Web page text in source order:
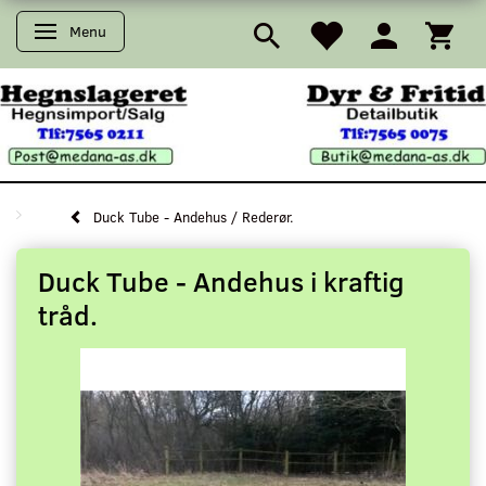
Skifte navigation
Menu
Duck Tube - Andehus / Rederør.
Duck Tube - Andehus i kraftig
tråd.